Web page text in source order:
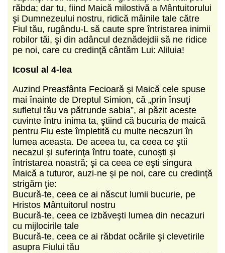
răbda; dar tu, fiind Maică milostivă a Mântuitorului
şi Dumnezeului nostru, ridică mâinile tale către
Fiul tău, rugându-L să caute spre întristarea inimii
robilor tăi, şi din adâncul deznădejdii să ne ridice
pe noi, care cu credinţă cântăm Lui: Aliluia!
Icosul al 4-lea
Auzind Preasfânta Fecioară şi Maică cele spuse
mai înainte de Dreptul Simion, că „prin însuţi
sufletul tău va pătrunde sabia”, ai păzit aceste
cuvinte întru inima ta, ştiind că bucuria de maică
pentru Fiu este împletită cu multe necazuri în
lumea aceasta. De aceea tu, ca ceea ce ştii
necazul şi suferinţa întru toate, cunoşti şi
întristarea noastră; şi ca ceea ce eşti singura
Maică a tuturor, auzi-ne şi pe noi, care cu credinţă
strigăm ţie:
Bucură-te, ceea ce ai născut lumii bucurie, pe
Hristos Mântuitorul nostru
Bucură-te, ceea ce izbăveşti lumea din necazuri
cu mijlocirile tale
Bucură-te, ceea ce ai răbdat ocările şi clevetirile
asupra Fiului tău